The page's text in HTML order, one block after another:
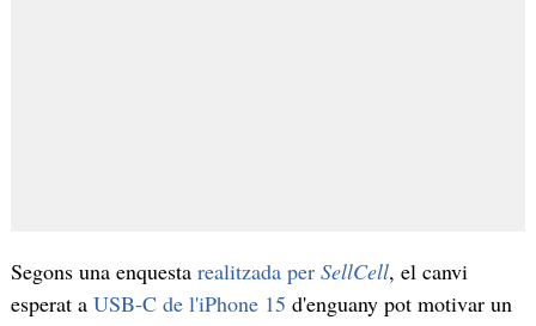
Segons una enquesta realitzada per SellCell, el canvi
esperat a USB-C de l'iPhone 15 d'enguany pot motivar un